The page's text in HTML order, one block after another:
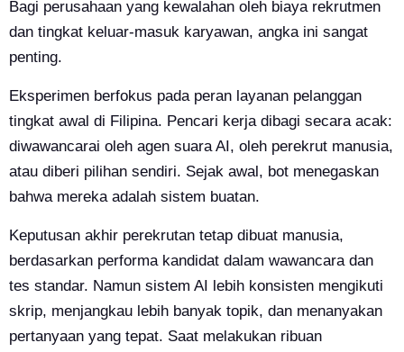
Bagi perusahaan yang kewalahan oleh biaya rekrutmen
dan tingkat keluar-masuk karyawan, angka ini sangat
penting.
Eksperimen berfokus pada peran layanan pelanggan
tingkat awal di Filipina. Pencari kerja dibagi secara acak:
diwawancarai oleh agen suara AI, oleh perekrut manusia,
atau diberi pilihan sendiri. Sejak awal, bot menegaskan
bahwa mereka adalah sistem buatan.
Keputusan akhir perekrutan tetap dibuat manusia,
berdasarkan performa kandidat dalam wawancara dan
tes standar. Namun sistem AI lebih konsisten mengikuti
skrip, menjangkau lebih banyak topik, dan menanyakan
pertanyaan yang tepat. Saat melakukan ribuan